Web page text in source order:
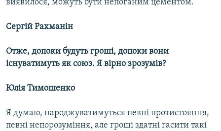
виявилося, можуть бути непоганим цементом.
Сергій Рахманін
Отже, допоки будуть гроші, допоки вони
існуватимуть як союз. Я вірно зрозумів?
Юлія Тимошенко
Я думаю, народжуватимуться певні протистояння,
певні непорозуміння, але гроші здатні гасити такі